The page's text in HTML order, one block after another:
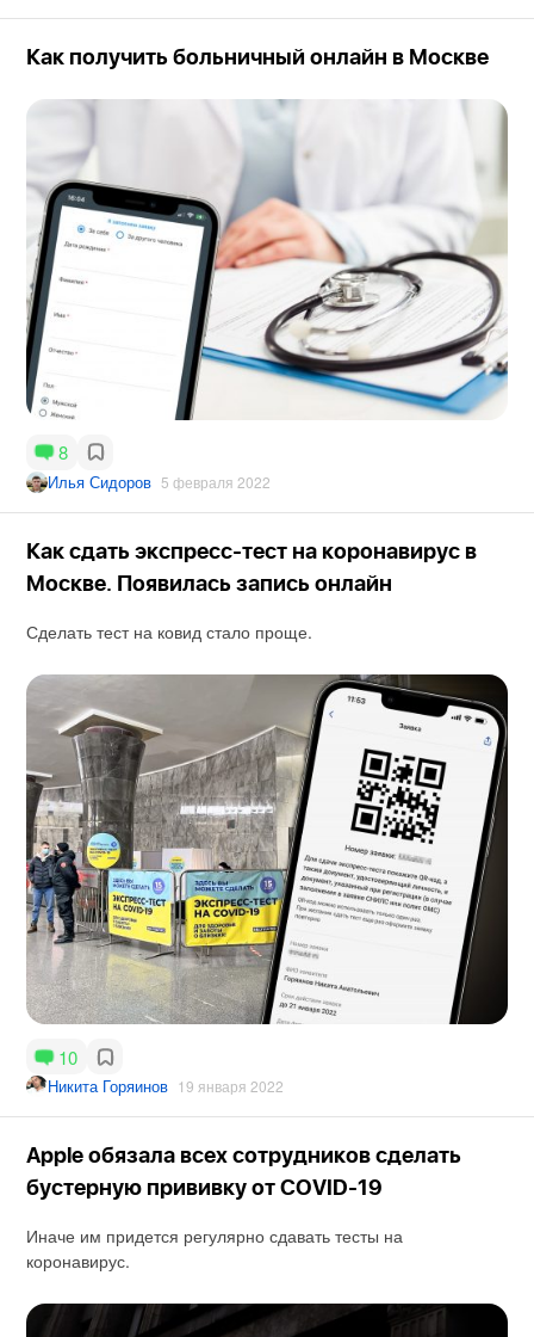
Как получить больничный онлайн в Москве
8
Илья Сидоров 5 февраля 2022
Как сдать экспресс-тест на коронавирус в
Москве. Появилась запись онлайн
Сделать тест на ковид стало проще.
10
Никита Горяинов 19 января 2022
Apple обязала всех сотрудников сделать
бустерную прививку от COVID-19
Иначе им придется регулярно сдавать тесты на
коронавирус.